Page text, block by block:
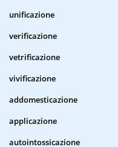
unificazione
verificazione
vetrificazione
vivificazione
addomesticazione
applicazione
autointossicazione